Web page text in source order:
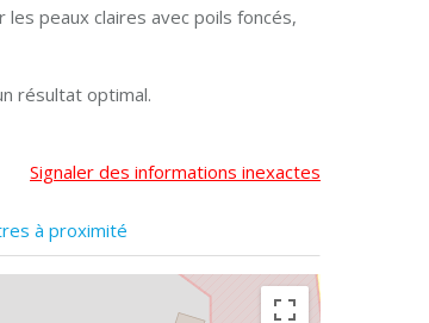
peaux claires avec poils foncés,
résultat optimal.
Signaler des informations inexactes
à proximité